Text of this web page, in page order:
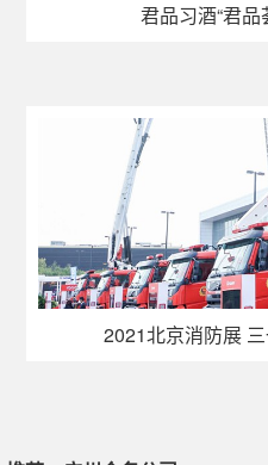
君品习酒“君品
2021北京消防展